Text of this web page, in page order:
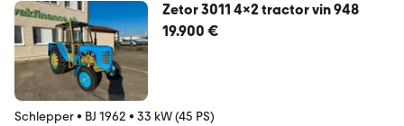
Zetor 3011 4x2 tractor vin 948
19.900 €
Schlepper• BJ 1962 • 33 kW (45 PS)